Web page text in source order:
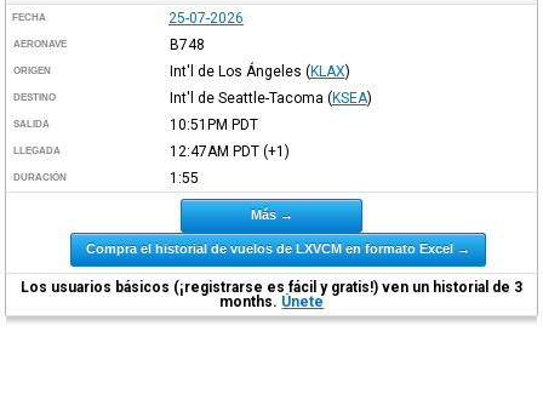
FECHA 25-07-2026
AERONAVE B748
ORIGEN Int'l de Los Ángeles (KLAX)
DESTINO Int'l de Seattle-Tacoma (KSEA)
SALIDA 10:51PM PDT
LLEGADA 12:47AM PDT(+1)
DURACIÓN 1:55
Más →
Compra el historial de vuelos de LXVCM en formato Excel →
Los usuarios básicos (¡registrarse es fácil y gratis!) ven un historial de 3
months. Únete